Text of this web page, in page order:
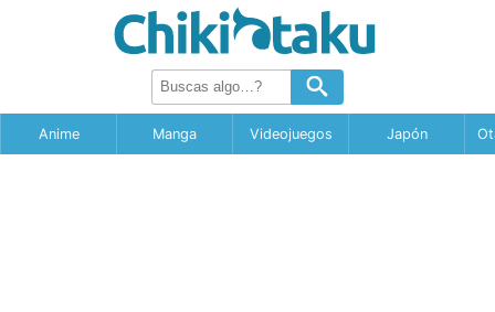
Anime Manga Videojuegos Japón